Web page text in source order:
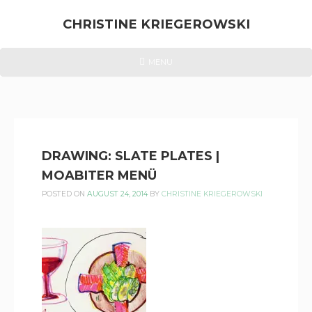
CHRISTINE KRIEGEROWSKI
DRAWING: SLATE PLATES |
MOABITER MENÜ
POSTED ON AUGUST 24, 2014BY CHRISTINE KRIEGEROWSKI